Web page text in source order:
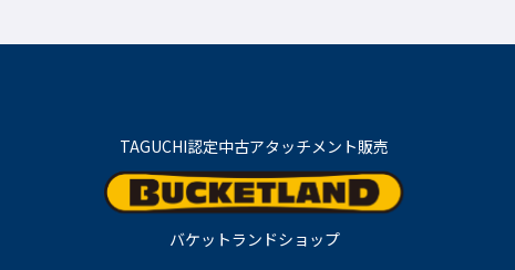
TAGUCHI認定中古アタッチメント販売
バケットランドショップ